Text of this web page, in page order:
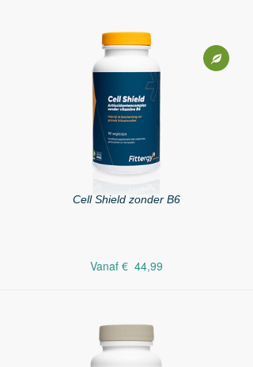
Cell Shield zonder B6
Vanaf € 44,99